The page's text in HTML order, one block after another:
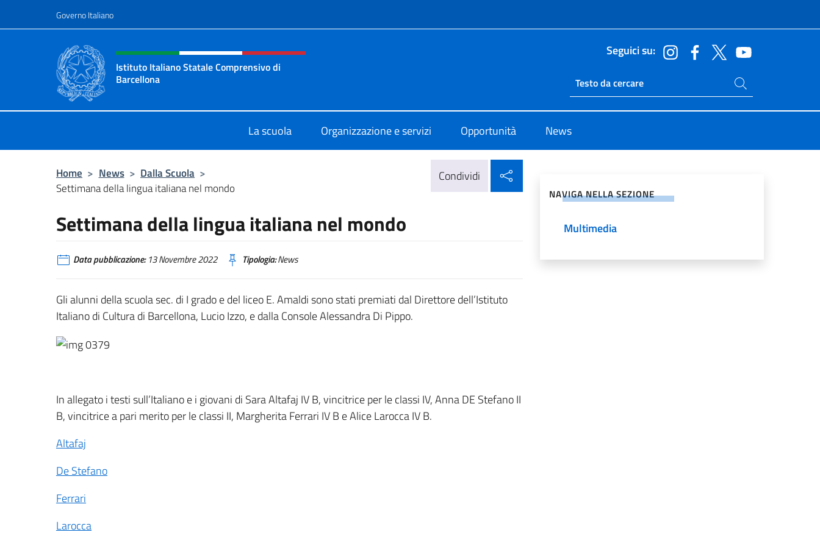
Governo Italiano
Intestazione sito, social e menù
Istituto Italiano Statale Comprensivo di
Barcellona
Seguici su:
Ricerca sito live
Cerca nel sito
La scuola Organizzazione e servizi Opportunità News
Home > News > Dalla Scuola >
Settimana della lingua italiana nel mondo
Condividi
Settimana della lingua italiana nel mondo
Data pubblicazione:13 Novembre 2022 Tipologia:News
Gli alunni della scuola sec. di I grado e del liceo E. Amaldi sono stati premiati dal Direttore dell’Istituto
Italiano di Cultura di Barcellona, Lucio Izzo, e dalla Console Alessandra Di Pippo.
In allegato i testi sull’Italiano e i giovani di Sara Altafaj IV B, vincitrice per le classi IV, Anna DE Stefano II
B, vincitrice a pari merito per le classi II, Margherita Ferrari IV B e Alice Larocca IV B.
Altafaj
De Stefano
Ferrari
Larocca
NAVIGA NELLA SEZIONE
Multimedia